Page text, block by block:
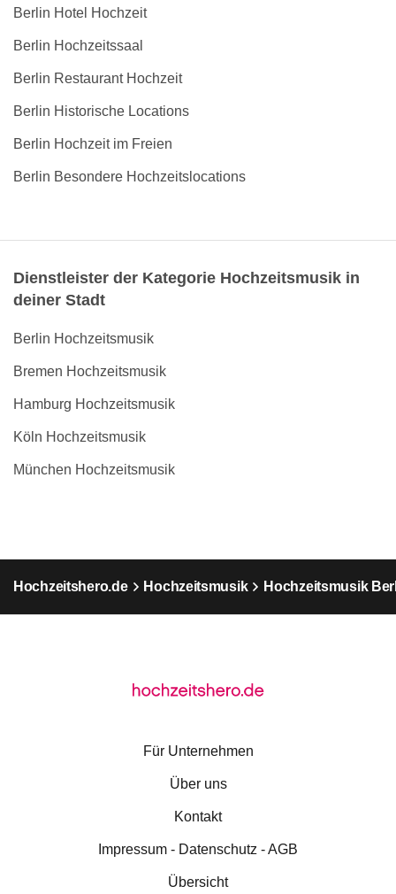
Berlin Hotel Hochzeit
Berlin Hochzeitssaal
Berlin Restaurant Hochzeit
Berlin Historische Locations
Berlin Hochzeit im Freien
Berlin Besondere Hochzeitslocations
Dienstleister der Kategorie Hochzeitsmusik in
deiner Stadt
Berlin Hochzeitsmusik
Bremen Hochzeitsmusik
Hamburg Hochzeitsmusik
Köln Hochzeitsmusik
München Hochzeitsmusik
Hochzeitshero.de Hochzeitsmusik Hochzeitsmusik
Für Unternehmen
Über uns
Kontakt
Impressum - Datenschutz - AGB
Übersicht